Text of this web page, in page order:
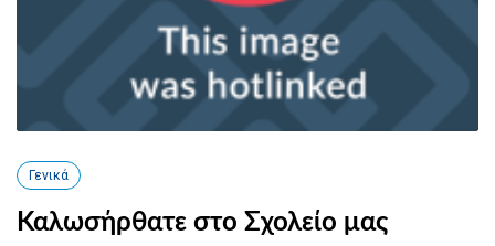
Γενικά
Καλωσήρθατε στο Σχολείο μας